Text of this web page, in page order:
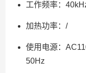
工作频率：
加热功率：/
使用电源：
50Hz